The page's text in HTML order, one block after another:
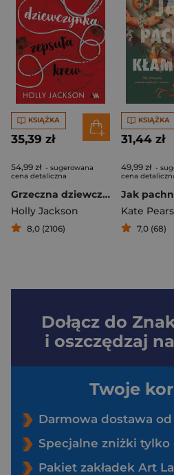
KSIĄŻKA
35,39 zł
54,99 zł - sugerowana
cena detaliczna
Grzeczna dziewczynka zepsuta krew
Holly Jackson
8,0 (2106)
KSIĄŻKA
31,44 zł
49,99 zł -
cena
Kate
7,0 (68)
Dołącz do
i oszczędzaj
Twoje
Darmowa dostawa od
Specjalne zniżki
Pakiet zakładek Art